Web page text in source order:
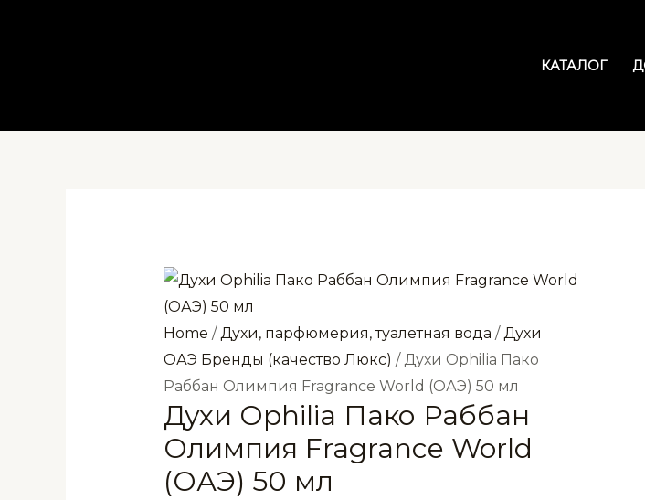
КАТАЛОГ
Home / Духи, парфюмерия, туалетная вода / Духи
ОАЭ Бренды (качество Люкс) / Духи Ophilia Пако
Раббан Олимпия Fragrance World (ОАЭ) 50 мл
Духи Ophilia Пако Раббан
Олимпия Fragrance World
(ОАЭ) 50 мл